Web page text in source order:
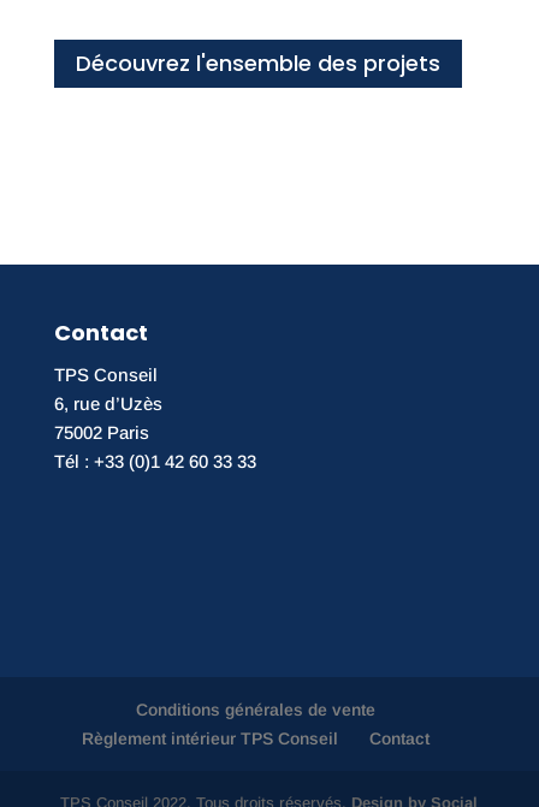
Découvrez l'ensemble des projets
Contact
TPS Conseil
6, rue d’Uzès
75002 Paris
Tél : +33 (0)1 42 60 33 33
Conditions générales de vente
Règlement intérieur TPS Conseil
Contact
TPS Conseil 2022. Tous droits réservés. Design by Social